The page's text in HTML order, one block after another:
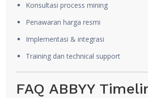
Konsultasi process mining
Penawaran harga resmi
Implementasi & integrasi
Training dan technical support
FAQ ABBYY